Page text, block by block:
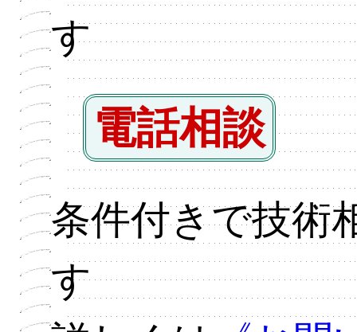
す
電話相談
条件付きで技術
す